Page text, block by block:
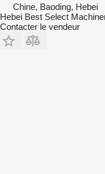
Chine, Baoding, Hebei
Hebei Best Select
Contacter le vendeur